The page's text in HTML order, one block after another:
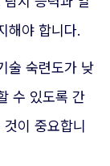
해야 합니다.
술 숙련도가 낮
수 있도록 간
이 중요합니